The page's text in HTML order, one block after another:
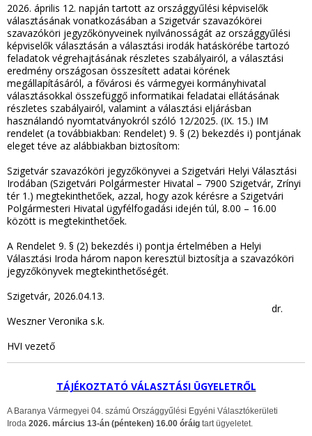
2026. április 12. napján tartott az országgyűlési képviselők
választásának vonatkozásában a Szigetvár szavazókörei
szavazóköri jegyzőkönyveinek nyilvánosságát az országgyűlési
képviselők választásán a választási irodák hatáskörébe tartozó
feladatok végrehajtásának részletes szabályairól, a választási
eredmény országosan összesített adatai körének
megállapításáról, a fővárosi és vármegyei kormányhivatal
választásokkal összefüggő informatikai feladatai ellátásának
részletes szabályairól, valamint a választási eljárásban
használandó nyomtatványokról ​szóló 12/2025. (IX. 15.) IM
rendelet (a továbbiakban: Rendelet) 9. § (2) bekezdés i) pontjának
eleget téve az alábbiakban biztosítom:
Szigetvár szavazóköri jegyzőkönyvei a Szigetvári Helyi Választási
Irodában (Szigetvári Polgármester Hivatal – 7900 Szigetvár, Zrínyi
tér 1.) megtekinthetőek, azzal, hogy azok kérésre a Szigetvári
Polgármesteri Hivatal ügyfélfogadási idején túl, 8.00 – 16.00
között is megtekinthetőek.
A Rendelet 9. § (2) bekezdés i) pontja értelmében a Helyi
Választási Iroda három napon keresztül biztosítja a szavazóköri
jegyzőkönyvek megtekinthetőségét.
Szigetvár, 2026.04.13.
dr.
Weszner Veronika s.k.
HVI vezető
TÁJÉKOZTATÓ VÁLASZTÁSI ÜGYELETRŐL
A Baranya Vármegyei 04. számú Országgyűlési Egyéni Választókerületi
Iroda 2026. március 13-án (pénteken) 16.00 óráig tart ügyeletet.